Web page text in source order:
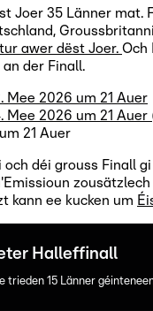
Joer 35 Länner mat.
awer dëst Joer. Och
der Finall.
Mee 2026 um 21 Auer
Mee 2026 um 21
21 Auer
déi grouss Finall
kann ee kucken um
Halleffinall
trieden 15 Länner